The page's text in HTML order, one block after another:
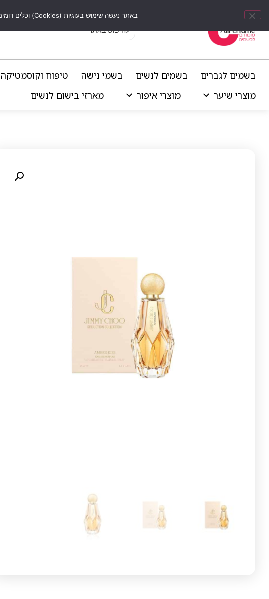
בשמים לגברים בשמים לנשים בשמי נישה
טיפוח וקוסמטיקה
מוצרי שיער
מוצרי איפור מארזי בישום לנשים
באתר נעשה שימוש בעוגיות (Cookies) וכלים דומים לשיפור חוויית הגלישה, התאמת תוכן אישי וביצוע ניתוחים סטטיסטיים.